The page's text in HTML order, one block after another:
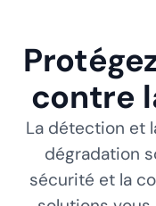
contre
La détection et
dégradation
sécurité et la